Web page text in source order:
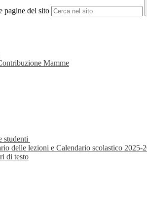
pagine del sito
Mamme
studenti
delle lezioni e Calendario scolastico 2025-
di testo